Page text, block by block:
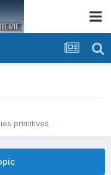
primitives